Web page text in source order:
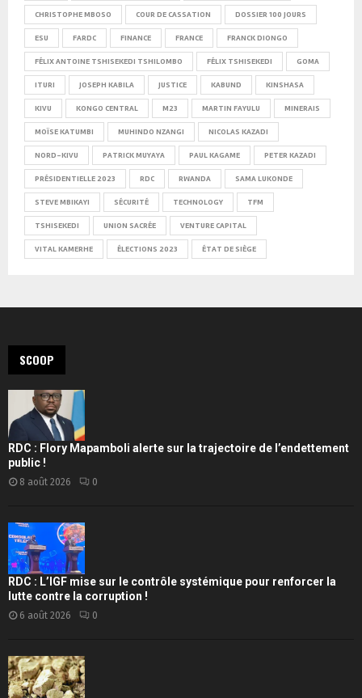
CHRISTOPHE MBOSO COUR DE CASSATION DOSSIER 100 JOURS
ESU FARDC FINANCE FRANCE FRANCK DIONGO
FÉLIX ANTOINE TSHISEKEDI TSHILOMBO FÉLIX TSHISEKEDI GOMA
ITURI JOSEPH KABILA JUSTICE KABUND KINSHASA
KIVU KONGO CENTRAL M23 MARTIN FAYULU MINERAIS
MOÏSE KATUMBI MUHINDO NZANGI NICOLAS KAZADI
NORD-KIVU PATRICK MUYAYA PAUL KAGAME PETER KAZADI
PRÉSIDENTIELLE 2023 RDC RWANDA SAMA LUKONDE
STEVE MBIKAYI SÉCURITÉ TECHNOLOGY TFM
TSHISEKEDI UNION SACRÉE VENTURE CAPITAL
VITAL KAMERHE ÉLECTIONS 2023 ÉTAT DE SIÈGE
SCOOP
RDC : Flory Mapamboli alerte sur la trajectoire de l’endettement
public !
8 août 2026 0
RDC : L’IGF mise sur le contrôle systémique pour renforcer la
lutte contre la corruption !
6 août 2026 0